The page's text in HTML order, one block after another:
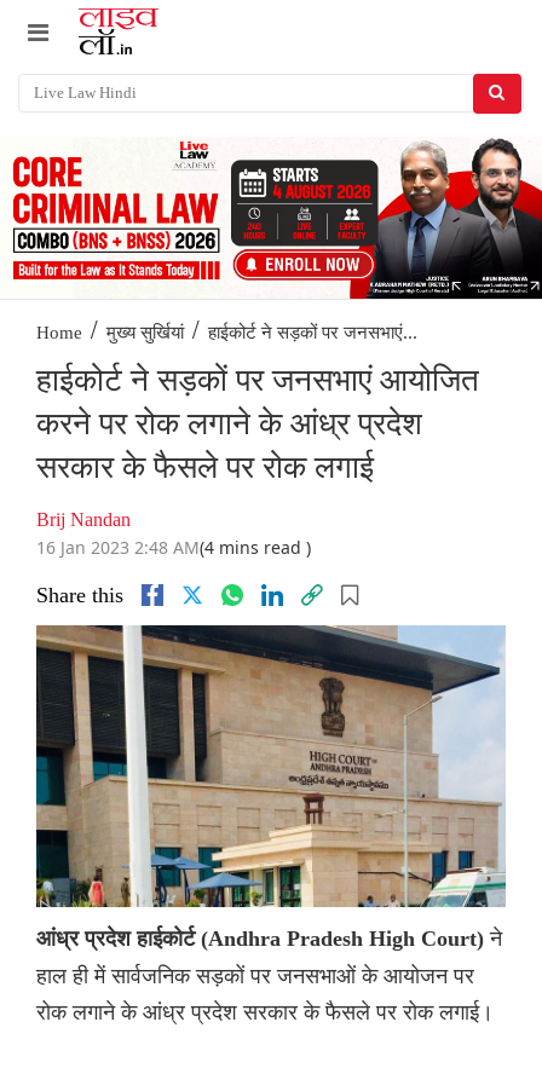
Home / मुख्य सुर्खियां / हाईकोर्ट ने सड़कों पर जनसभाएं...
हाईकोर्ट ने सड़कों पर जनसभाएं आयोजित
करने पर रोक लगाने के आंध्र प्रदेश
सरकार के फैसले पर रोक लगाई
Brij Nandan
16 Jan 2023 2:48 AM(4 mins read )
Share this
आंध्र प्रदेश हाईकोर्ट (Andhra Pradesh High Court) ने
हाल ही में सार्वजनिक सड़कों पर जनसभाओं के आयोजन पर
रोक लगाने के आंध्र प्रदेश सरकार के फैसले पर रोक लगाई।